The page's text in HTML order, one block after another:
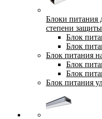
Блоки питания
степени
Блок
Блок
Блок питания
Блок
Блок
Блок питания